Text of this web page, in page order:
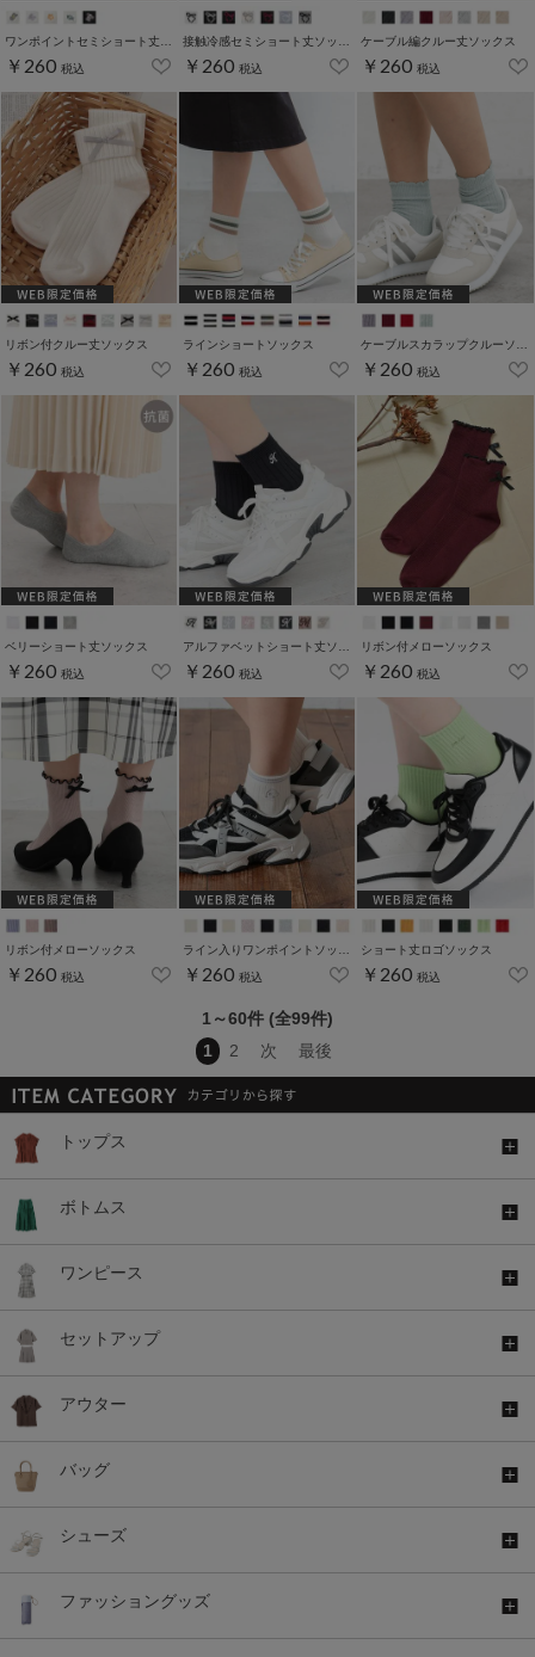
￥260 税込 ￥260 税込
ケーブル編クルー丈ソックス
￥260 税込
リボン付クルー丈ソックス
￥260 税込
ラインショートソックス
￥260 税込 ￥260 税込
ベリーショート丈ソックス
￥260 税込
アルファベットショート丈ソックス
￥260 税込
リボン付メローソックス
￥260 税込
リボン付メローソックス
￥260 税込 ￥260 税込
ショート丈ロゴソックス
￥260 税込
1～60件 (全99件)
1
2 次 最後
トップス
ボトムス
ワンピース
セットアップ
アウター
バッグ
シューズ
ファッショングッズ